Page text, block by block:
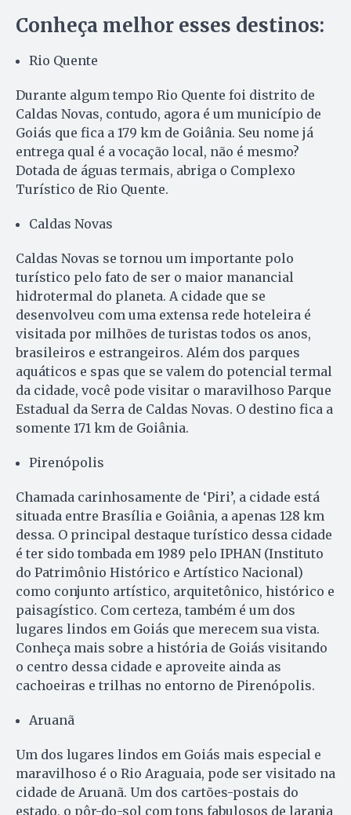
Conheça melhor esses destinos:
Rio Quente
Durante algum tempo Rio Quente foi distrito de
Caldas Novas, contudo, agora é um município de
Goiás que fica a 179 km de Goiânia. Seu nome já
entrega qual é a vocação local, não é mesmo?
Dotada de águas termais, abriga o Complexo
Turístico de Rio Quente.
Caldas Novas
Caldas Novas se tornou um importante polo
turístico pelo fato de ser o maior manancial
hidrotermal do planeta. A cidade que se
desenvolveu com uma extensa rede hoteleira é
visitada por milhões de turistas todos os anos,
brasileiros e estrangeiros. Além dos parques
aquáticos e spas que se valem do potencial termal
da cidade, você pode visitar o maravilhoso Parque
Estadual da Serra de Caldas Novas. O destino fica a
somente 171 km de Goiânia.
Pirenópolis
Chamada carinhosamente de ‘Piri’, a cidade está
situada entre Brasília e Goiânia, a apenas 128 km
dessa. O principal destaque turístico dessa cidade
é ter sido tombada em 1989 pelo IPHAN (Instituto
do Patrimônio Histórico e Artístico Nacional)
como conjunto artístico, arquitetônico, histórico e
paisagístico. Com certeza, também é um dos
lugares lindos em Goiás que merecem sua vista.
Conheça mais sobre a história de Goiás visitando
o centro dessa cidade e aproveite ainda as
cachoeiras e trilhas no entorno de Pirenópolis.
Aruanã
Um dos lugares lindos em Goiás mais especial e
maravilhoso é o Rio Araguaia, pode ser visitado na
cidade de Aruanã. Um dos cartões-postais do
estado, o pôr-do-sol com tons fabulosos de laranja